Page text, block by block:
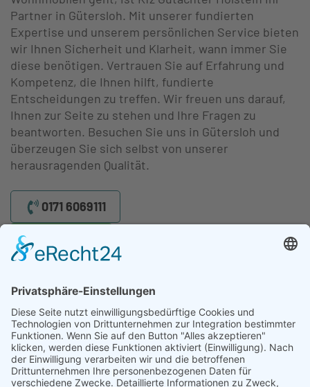
Partner in Gütersloh. Mit unserer fundierten
Expertise und unserem persönlichen Service bieten
wir Ihnen Sicherheit und Klarheit, wann immer Sie
diese benötigen. Vertrauen Sie auf Erfahrung und
Kompetenz, die Ihnen hilft, fundierte
Entscheidungen zu treffen. Wir freuen uns darauf,
Ihnen zur Seite zu stehen und Ihre Fragen zu
beantworten. Besuchen Sie uns in Gütersloh und
überzeugen Sie sich selbst von unserer
herausragenden Qualität.
0171 6069111